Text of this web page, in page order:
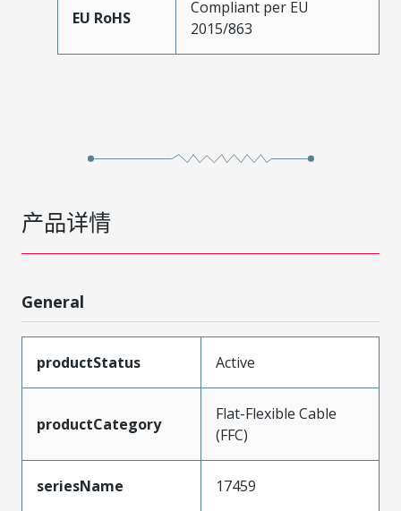
EU RoHS
Compliant per EU
2015/863
产品详情
General
productStatus Active
productCategory
Flat-Flexible Cable
(FFC)
seriesName 17459